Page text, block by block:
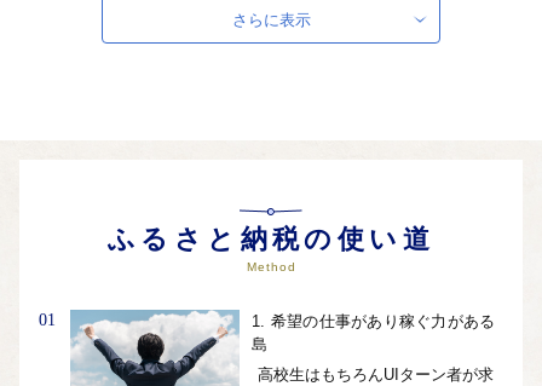
界貿易機関）から地理的表示認定を受けた「壱岐焼酎」。壱岐
牛、ウニ、海産物など、豊饒な自然が育むS級食材。国特別史
個人情報の保護は遷移先サイトの方針に従います。
さらに表示
ふるさと納税の使い道
Method
01
1. 希望の仕事があり稼ぐ力がある
島
高校生はもちろんUIターン者が求